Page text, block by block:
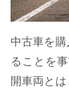
中古車を
ることを
開車両と